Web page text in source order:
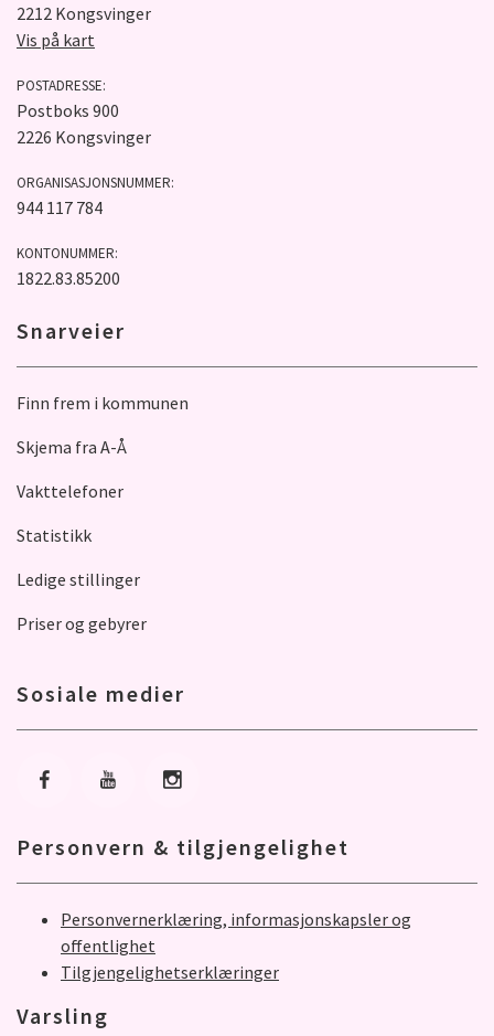
2212 Kongsvinger
Vis på kart
POSTADRESSE:
Postboks 900
2226 Kongsvinger
ORGANISASJONSNUMMER:
944 117 784
KONTONUMMER:
1822.83.85200
Snarveier
Finn frem i kommunen
Skjema fra A-Å
Vakttelefoner
Statistikk
Ledige stillinger
Priser og gebyrer
Sosiale medier
Gå til Facebook
Gå til YoutubeGå til Instagram
Personvern & tilgjengelighet
Personvernerklæring, informasjonskapsler og
offentlighet
Tilgjengelighetserklæringer
Varsling